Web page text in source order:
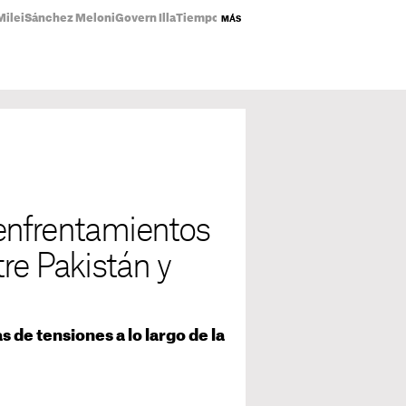
Sánchez MeloniGovern IllaTiempo Catalunya
MÁS
Pakistán y
de tensiones a lo largo de la